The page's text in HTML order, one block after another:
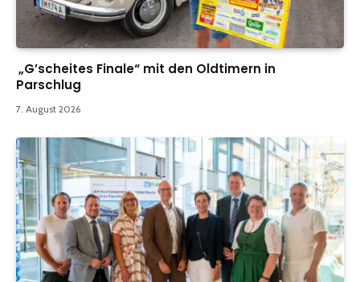
„G’scheites Finale“ mit den Oldtimern in
Parschlug
7. August 2026